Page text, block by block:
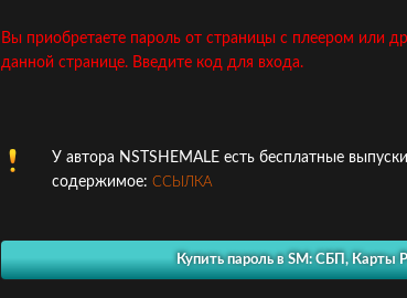
Вы приобретаете пароль от страницы с плеером или
данной странице. Введите код для входа.
У автора NSTSHEMALE есть бесплатные
содержимое: ССЫЛКА
Купить пароль в SM: СБП, Карты